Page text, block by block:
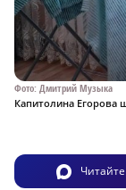
Фото: Дмитрий Музыка
Капитолина Егорова